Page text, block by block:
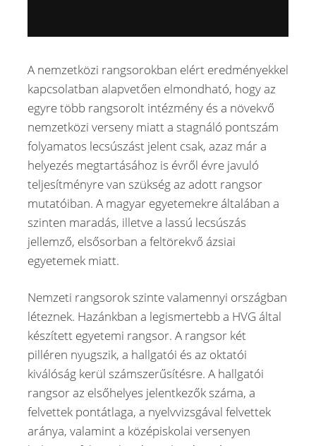
A nemzetközi rangsorokban elért eredményekkel
kapcsolatban alapvetően elmondható, hogy az
egyre több rangsorolt intézmény és a növekvő
nemzetközi verseny miatt a stagnáló pontszám
folyamatos lecsúszást jelent csak, azaz már a
helyezés megtartásához is évről évre javuló
teljesítményre van szükség az adott rangsor
mutatóiban. A magyar egyetemekre általában a
szinten maradás, illetve a lassú lecsúszás
jellemző, elsősorban a feltörekvő ázsiai
egyetemek miatt.
Nemzeti rangsorok szinte valamennyi országban
léteznek. Hazánkban a legismertebb a HVG által
készített egyetemi rangsor. A rangsor két
pilléren nyugszik, a hallgatói és az oktatói
kiválóság kerül számszerűsítésre. A hallgatói
rangsor az elsőhelyes jelentkezők száma, a
felvettek pontátlaga, a nyelvvizsgával felvettek
aránya, valamint a középiskolai versenyen